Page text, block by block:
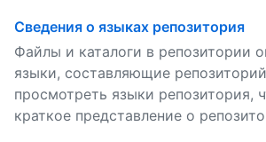
Сведения о языках репозитория
Файлы и каталоги в репозитории
языки, составляющие
просмотреть языки репозитория,
краткое представление о